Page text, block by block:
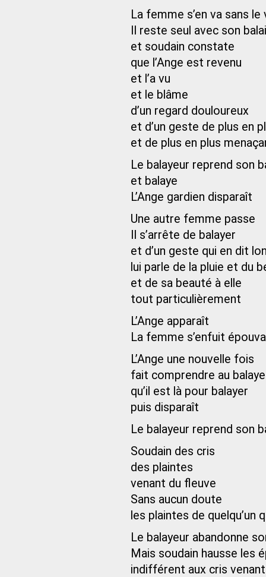
La femme s’en va sans le
Il reste seul avec son balai
et soudain constate
que l’Ange est revenu
et l’a vu
et le blâme
d’un regard douloureux
et d’un geste de plus en
et de plus en plus
Le balayeur reprend son
et balaye
L’Ange gardien disparaît
Une autre femme passe
Il s’arrête de balayer
et d’un geste qui en dit
lui parle de la pluie et du
et de sa beauté à elle
tout particulièrement
L’Ange apparaît
La femme s’enfuit
L’Ange une nouvelle fois
fait comprendre au
qu’il est là pour balayer
puis disparaît
Le balayeur reprend son
Soudain des cris
des plaintes
venant du fleuve
Sans aucun doute
les plaintes de quelqu’un
Le balayeur abandonne
Mais soudain hausse les
indifférent aux cris